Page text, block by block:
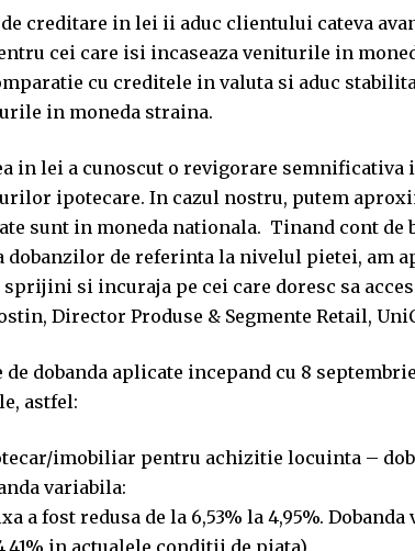
creditare in lei ii aduc clientului cateva
cei care isi incaseaza veniturile in
cu creditele in valuta si aduc
in moneda straina.
in lei a cunoscut o revigorare
ipotecare. In cazul nostru, putem
sunt in moneda nationala. Tinand cont
dobanzilor de referinta la nivelul pietei, am
si incuraja pe cei care doresc sa
Director Produse & Segmente Retail,
de dobanda aplicate incepand cu 8
astfel:
imobiliar pentru achizitie locuinta –
variabila:
a fost redusa de la 6,53% la 4,95%.